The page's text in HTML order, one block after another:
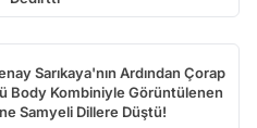
Sarıkaya'nın Ardından Çorap
Body Kombiniyle Görüntülenen
Samyeli Dillere Düştü!